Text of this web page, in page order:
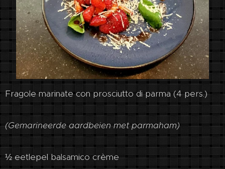
Fragole marinate con prosciutto di parma (4 pers.)
(Gemarineerde aardbeien met parmaham)
½ eetlepel balsamico crème